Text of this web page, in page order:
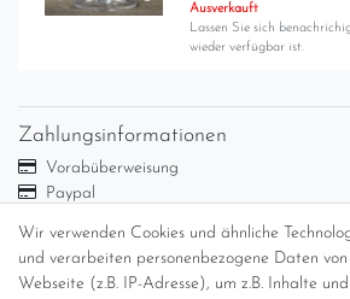
Ausverkauft
Lassen Sie sich
wieder verfügbar ist.
Wir verwenden Cookies und ähnliche
und verarbeiten personenbezogene Daten von
Webseite (z.B. IP-Adresse), um z.B. Inhalte
Zahlungsinformationen
Vorabüberweisung
Paypal
Versandinformationen